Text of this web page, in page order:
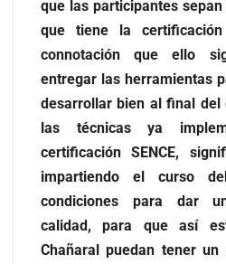
que las participantes
que tiene la
connotación que ello
entregar las herramientas
desarrollar bien al final del
las técnicas ya
certificación SENCE,
impartiendo el curso
condiciones para dar
calidad, para que así
Chañaral puedan tener